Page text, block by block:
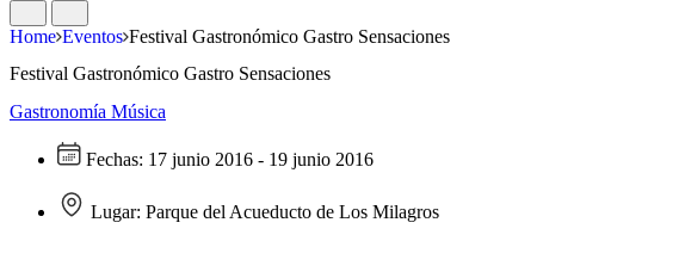
Home Eventos Festival Gastronómico Gastro Sensaciones
Festival Gastronómico Gastro Sensaciones
Gastronomía Música
Fechas: 17 junio 2016 - 19 junio 2016
Lugar: Parque del Acueducto de Los Milagros